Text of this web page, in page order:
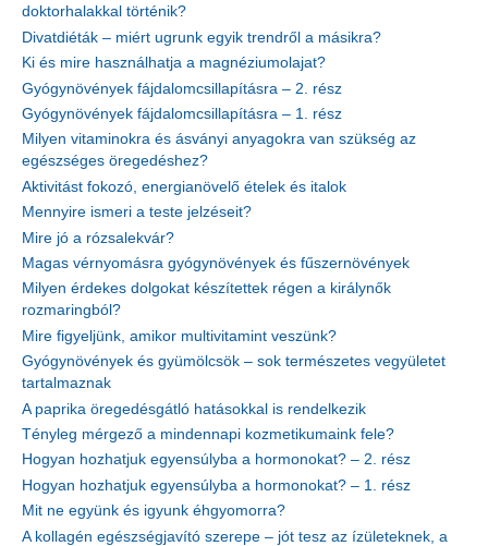
doktorhalakkal történik?
Divatdiéták – miért ugrunk egyik trendről a másikra?
Ki és mire használhatja a magnéziumolajat?
Gyógynövények fájdalomcsillapításra – 2. rész
Gyógynövények fájdalomcsillapításra – 1. rész
Milyen vitaminokra és ásványi anyagokra van szükség az
egészséges öregedéshez?
Aktivitást fokozó, energianövelő ételek és italok
Mennyire ismeri a teste jelzéseit?
Mire jó a rózsalekvár?
Magas vérnyomásra gyógynövények és fűszernövények
Milyen érdekes dolgokat készítettek régen a királynők
rozmaringból?
Mire figyeljünk, amikor multivitamint veszünk?
Gyógynövények és gyümölcsök – sok természetes vegyületet
tartalmaznak
A paprika öregedésgátló hatásokkal is rendelkezik
Tényleg mérgező a mindennapi kozmetikumaink fele?
Hogyan hozhatjuk egyensúlyba a hormonokat? – 2. rész
Hogyan hozhatjuk egyensúlyba a hormonokat? – 1. rész
Mit ne együnk és igyunk éhgyomorra?
A kollagén egészségjavító szerepe – jót tesz az ízületeknek, a